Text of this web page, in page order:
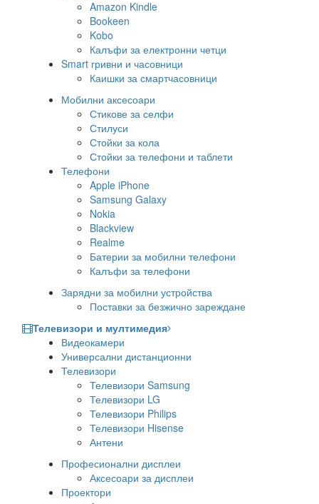
Amazon Kindle
Bookeen
Kobo
Калъфи за електронни четци
Smart гривни и часовници
Каишки за смартчасовници
Мобилни аксесоари
Стикове за селфи
Стилуси
Стойки за кола
Стойки за телефони и таблети
Телефони
Apple iPhone
Samsung Galaxy
Nokia
Blackview
Realme
Батерии за мобилни телефони
Калъфи за телефони
Зарядни за мобилни устройства
Поставки за безжично зареждане
Телевизори и мултимедия
Видеокамери
Универсални дистанционни
Телевизори
Телевизори Samsung
Телевизори LG
Телевизори Philips
Телевизори Hisense
Антени
Професионални дисплеи
Аксесоари за дисплеи
Проектори